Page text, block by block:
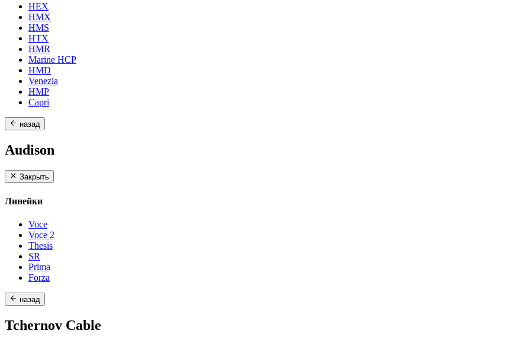
HEX
HMX
HMS
HTX
HMR
Marine HCP
HMD
Venezia
HMP
Capri
назад
Audison
Закрыть
Линейки
Voce
Voce 2
Thesis
SR
Prima
Forza
назад
Tchernov Cable